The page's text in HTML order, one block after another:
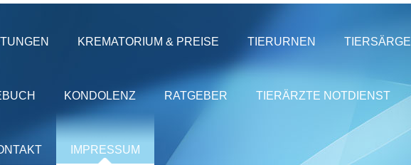
KREMATORIUM & PREISE TIERURNEN TIERSÄRGE
KONDOLENZ RATGEBER TIERÄRZTE NOTDIENST
IMPRESSUM